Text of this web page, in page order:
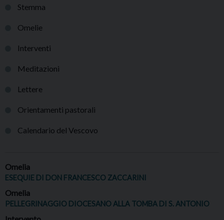
Stemma
Omelie
Interventi
Meditazioni
Lettere
Orientamenti pastorali
Calendario del Vescovo
Omelia
ESEQUIE DI DON FRANCESCO ZACCARINI
Omelia
PELLEGRINAGGIO DIOCESANO ALLA TOMBA DI S. ANTONIO